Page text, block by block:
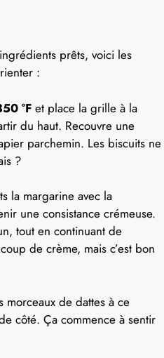
prêts, voici les
:
°F et place la grille à la
du haut. Recouvre une
parchemin. Les biscuits ne
?
la margarine avec la
une consistance crémeuse.
tout en continuant de
de crème, mais c’est bon
morceaux de dattes à ce
côté. Ça commence à sentir